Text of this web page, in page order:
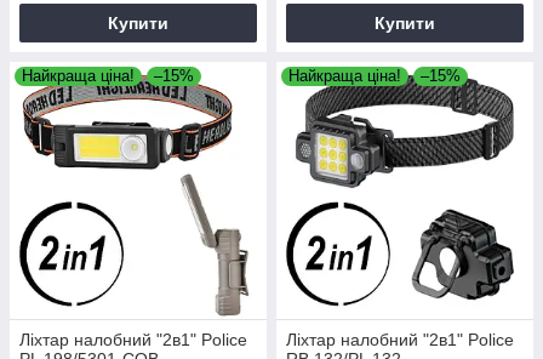
Купити Купити
Найкраща ціна! –15%
Ліхтар налобний "2в1" Police
Найкраща ціна! –15%
Ліхтар налобний "2в1" Police